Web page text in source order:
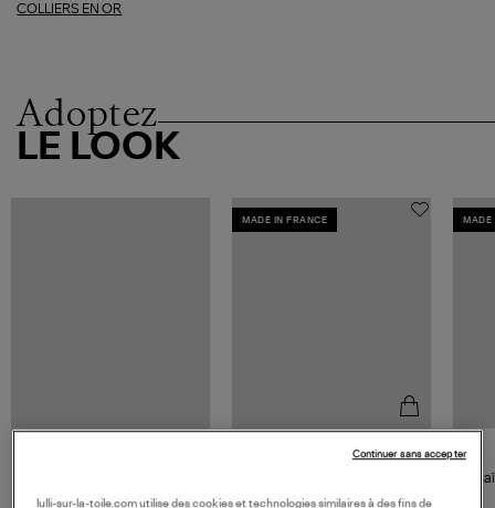
COLLIERS EN OR
Adoptez
LE LOOK
MADE IN FRANCE
GIGI CLOZEAU
MADE
lulli-sur-la-toile.com utilise des cookies et technologies similaires à des fins de
Continuer sans accepter